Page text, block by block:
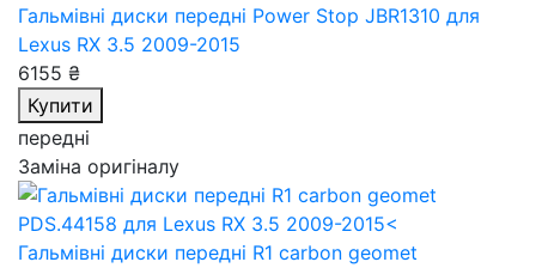
Гальмівні диски передні Power Stop JBR1310 для
Lexus RX 3.5 2009-2015
6155 ₴
Купити
передні
Заміна оригіналу
Гальмівні диски передні R1 carbon geomet